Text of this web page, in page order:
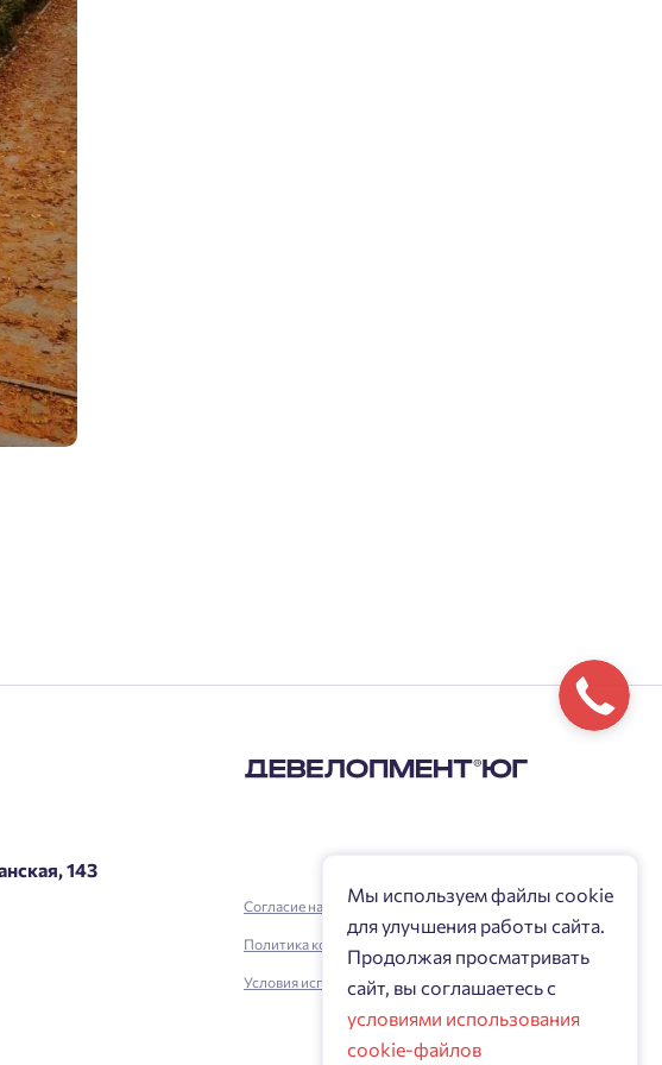
143
Согласие на обработку персональных данных
Политика конфиденциальности
Условия использования
Мы используем файлы cookie
для улучшения работы сайта.
Продолжая просматривать
сайт, вы соглашаетесь с
условиями использования
cookie-файлов